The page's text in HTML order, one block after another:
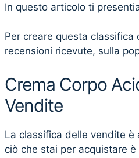
In questo articolo ti
Per creare questa
recensioni ricevute, sulla
Crema Corpo
Vendite
La classifica delle vendite è
ciò che stai per acquistare